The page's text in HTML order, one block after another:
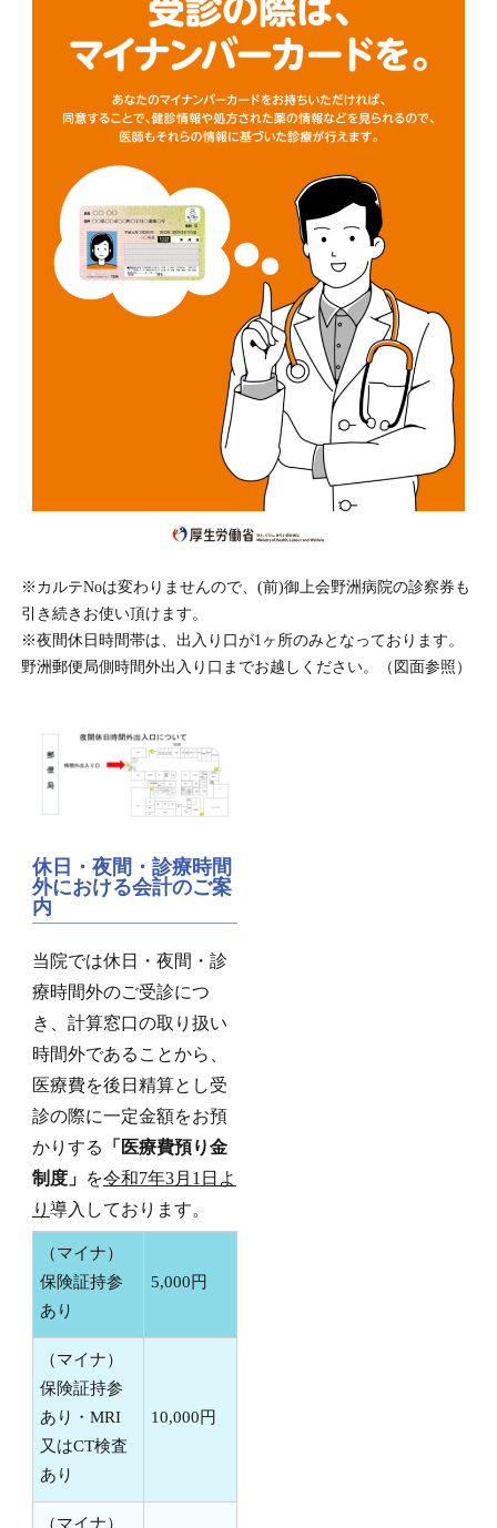
※カルテNoは変わりませんので、(前)御上会野洲病院の診察券も
引き続きお使い頂けます。
※夜間休日時間帯は、出入り口が1ヶ所のみとなっております。
野洲郵便局側時間外出入り口までお越しください。（図面参照）
休日・夜間・診療時間
外における会計のご案
内
当院では休日・夜間・診
療時間外のご受診につ
き、計算窓口の取り扱い
時間外であることから、
医療費を後日精算とし受
診の際に一定金額をお預
かりする
「医療費預り金
制度」 を令和7年3月1日よ
り 導入しております。
（マイナ）
保険証持参
あり
5,000円
（マイナ）
保険証持参
あり・MRI
又はCT検査
あり
10,000円
（マイナ）